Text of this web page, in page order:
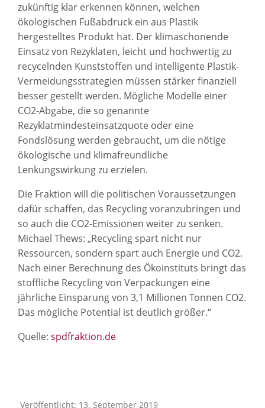
zukünftig klar erkennen können, welchen
ökologischen Fußabdruck ein aus Plastik
hergestelltes Produkt hat. Der klimaschonende
Einsatz von Rezyklaten, leicht und hochwertig zu
recycelnden Kunststoffen und intelligente Plastik-
Vermeidungsstrategien müssen stärker finanziell
besser gestellt werden. Mögliche Modelle einer
CO2-Abgabe, die so genannte
Rezyklatmindesteinsatzquote oder eine
Fondslösung werden gebraucht, um die nötige
ökologische und klimafreundliche
Lenkungswirkung zu erzielen.
Die Fraktion will die politischen Voraussetzungen
dafür schaffen, das Recycling voranzubringen und
so auch die CO2-Emissionen weiter zu senken.
Michael Thews: „Recycling spart nicht nur
Ressourcen, sondern spart auch Energie und CO2.
Nach einer Berechnung des Ökoinstituts bringt das
stoffliche Recycling von Verpackungen eine
jährliche Einsparung von 3,1 Millionen Tonnen CO2.
Das mögliche Potential ist deutlich größer.“
Quelle: spdfraktion.de
Veröffentlicht: 13. September 2019